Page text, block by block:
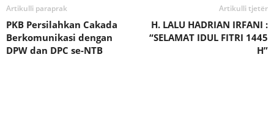
Artikulli paraprak
PKB Persilahkan Cakada
Berkomunikasi dengan
DPW dan DPC se-NTB
Artikulli tjetër
H. LALU HADRIAN IRFANI :
“SELAMAT IDUL FITRI 1445
H”